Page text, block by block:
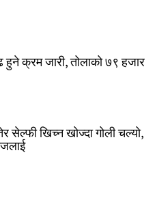
क्रम जारी, तोलाको ७९ हजार
सेल्फी खिच्न खोज्दा गोली चल्यो,